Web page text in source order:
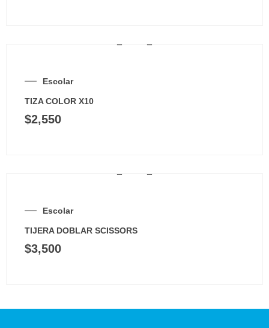
Escolar
TIZA COLOR X10
$2,550
Escolar
TIJERA DOBLAR SCISSORS
$3,500